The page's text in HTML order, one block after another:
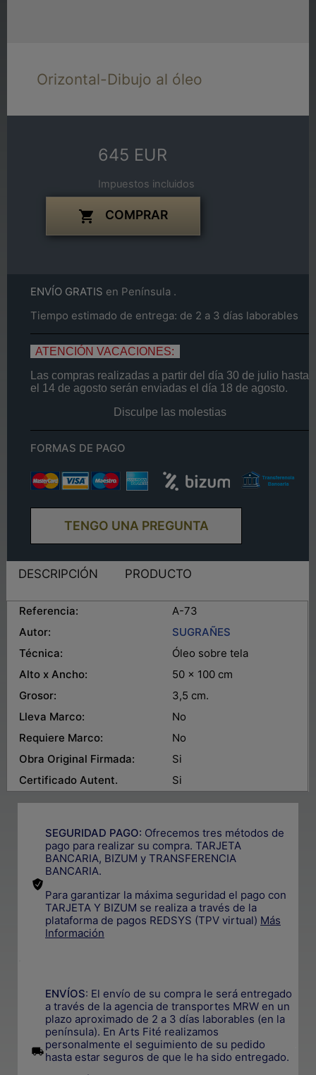
Orizontal-Dibujo al óleo
645 EUR
Impuestos incluidos
 COMPRAR
ENVÍO GRATIS en Península .
Tiempo estimado de entrega: de 2 a 3 días laborables
ATENCIÓN VACACIONES:
Las compras realizadas a partir del día 30 de julio hasta
el 14 de agosto serán enviadas el día 18 de agosto.
Disculpe las molestias
FORMAS DE PAGO
TENGO UNA PREGUNTA
DESCRIPCIÓN PRODUCTO
Referencia:
A-73
Autor:
SUGRAÑES
Técnica:
Óleo sobre tela
Alto x Ancho:
50 x 100 cm
Grosor:
3,5 cm.
Lleva Marco:
No
Requiere Marco:
No
Obra Original Firmada:
Si
Certificado Autent.
Si
SEGURIDAD PAGO: Ofrecemos tres métodos de
pago para realizar su compra. TARJETA
BANCARIA, BIZUM y TRANSFERENCIA
BANCARIA.
Para garantizar la máxima seguridad el pago con
TARJETA Y BIZUM se realiza a través de la
plataforma de pagos REDSYS (TPV virtual) Más
Información
ENVÍOS: El envío de su compra le será entregado
a través de la agencia de transportes MRW en un
plazo aproximado de 2 a 3 días laborables (en la
península). En Arts Fité realizamos
personalmente el seguimiento de su pedido
hasta estar seguros de que le ha sido entregado.